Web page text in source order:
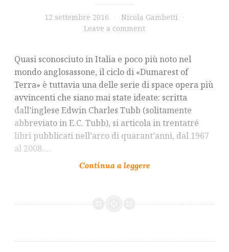
12 settembre 2016
Nicola Gambetti
Leave a comment
Quasi sconosciuto in Italia e poco più noto nel
mondo anglosassone, il ciclo di «Dumarest of
Terra» è tuttavia una delle serie di space opera più
avvincenti che siano mai state ideate: scritta
dall’inglese Edwin Charles Tubb (solitamente
abbreviato in E.C. Tubb), si articola in trentatré
libri pubblicati nell’arco di quarant’anni, dal 1967
al 2008.…